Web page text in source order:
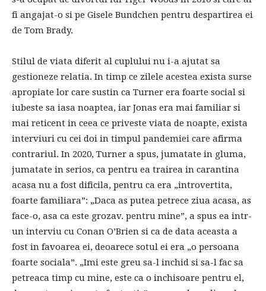
fi angajat-o si pe Gisele Bundchen pentru despartirea ei
de Tom Brady.
Stilul de viata diferit al cuplului nu i-a ajutat sa
gestioneze relatia. In timp ce zilele acestea exista surse
apropiate lor care sustin ca Turner era foarte social si
iubeste sa iasa noaptea, iar Jonas era mai familiar si
mai reticent in ceea ce priveste viata de noapte, exista
interviuri cu cei doi in timpul pandemiei care afirma
contrariul. In 2020, Turner a spus, jumatate in gluma,
jumatate in serios, ca pentru ea trairea in carantina
acasa nu a fost dificila, pentru ca era „introvertita,
foarte familiara”: „Daca as putea petrece ziua acasa, as
face-o, asa ca este grozav. pentru mine”, a spus ea intr-
un interviu cu Conan O’Brien si ca de data aceasta a
fost in favoarea ei, deoarece sotul ei era „o persoana
foarte sociala”. „Imi este greu sa-l inchid si sa-l fac sa
petreaca timp cu mine, este ca o inchisoare pentru el,